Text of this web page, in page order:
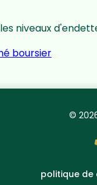
niveaux
boursier
©
politique